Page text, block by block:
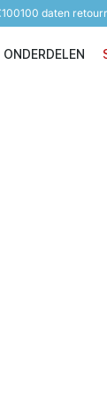
100 daten
ONDERDELEN